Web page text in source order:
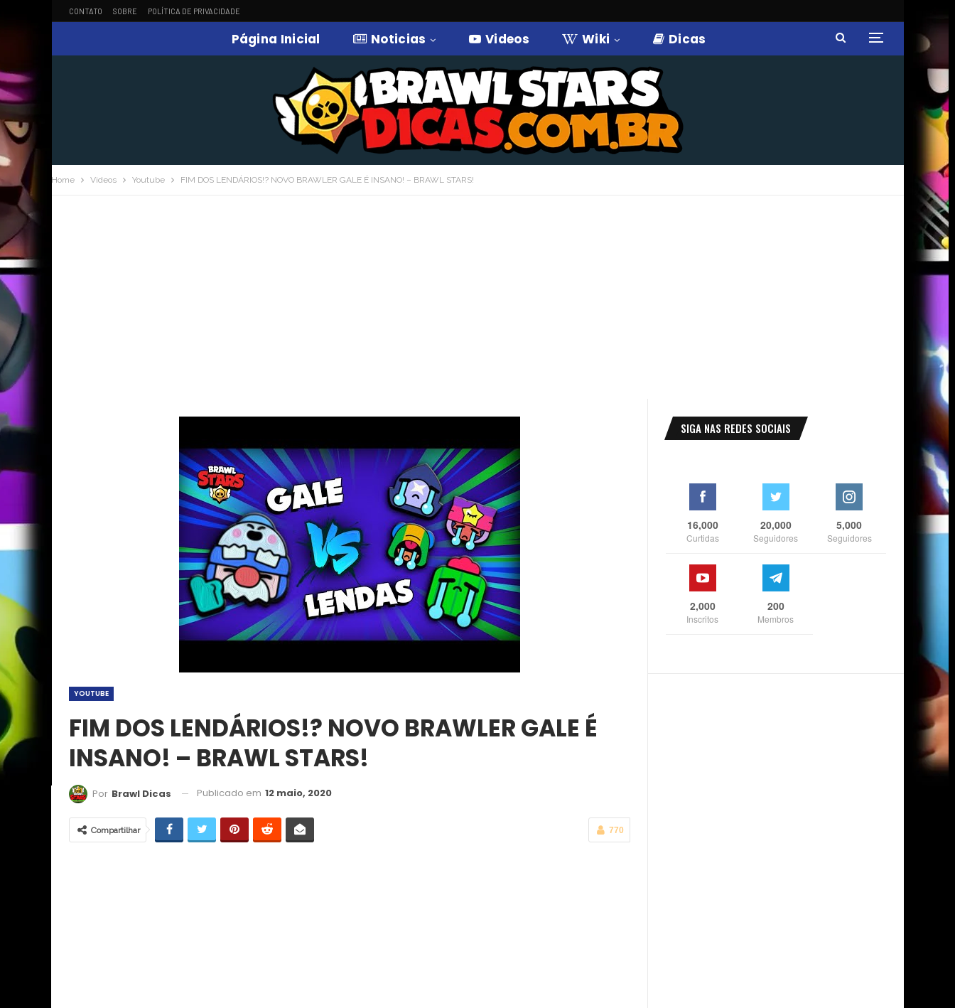
CONTATO SOBRE POLÍTICA DE PRIVACIDADE
Página Inicial Noticias Videos Wiki Dicas
Home Videos Youtube FIM DOS LENDÁRIOS!? NOVO BRAWLER GALE É INSANO! – BRAWL STARS!
YOUTUBE
FIM DOS LENDÁRIOS!? NOVO BRAWLER GALE É
INSANO! – BRAWL STARS!
Por Brawl Dicas Publicado em 12 maio, 2020
770
Compartilhar
SIGA NAS REDES SOCIAIS
16,000
Curtidas
20,000
Seguidores
5,000
Seguidores
2,000
Inscritos
200
Membros